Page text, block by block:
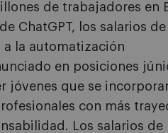
de trabajadores en
ChatGPT, los salarios de
a la automatización
en posiciones
jóvenes que se
con más
Los salarios de